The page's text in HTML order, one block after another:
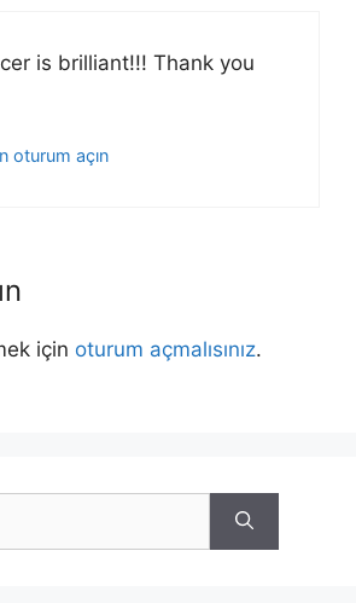
is brilliant!!! Thank you
oturum açın
için oturum açmalısınız.